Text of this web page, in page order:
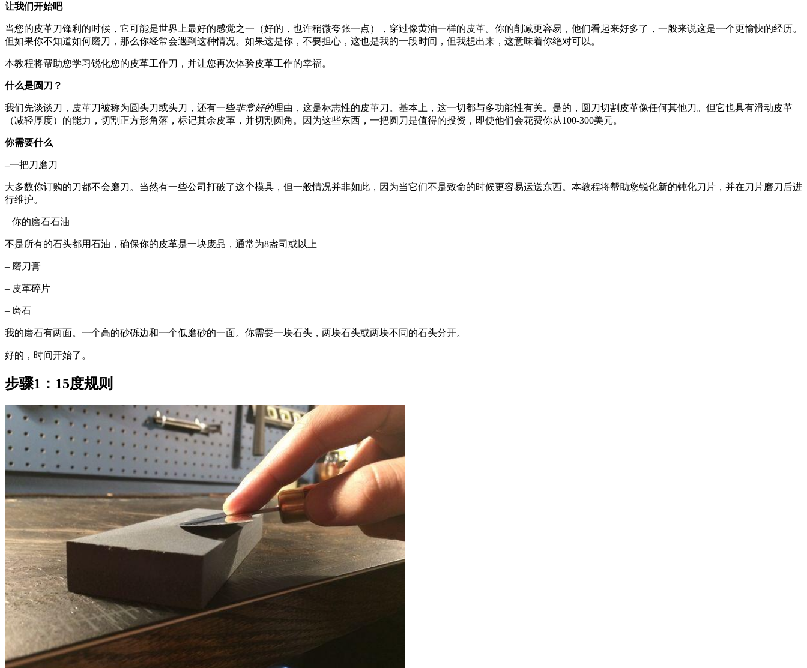
让我们开始吧
当您的皮革刀锋利的时候，它可能是世界上最好的感觉之一（好的，也许稍微夸张一点），穿过像黄油一样的皮革。你的削减更容易，他们看起来好多了，一般来说这是一个更愉快的经历。
但如果你不知道如何磨刀，那么你经常会遇到这种情况。如果这是你，不要担心，这也是我的一段时间，但我想出来，这意味着你绝对可以。
本教程将帮助您学习锐化您的皮革工作刀，并让您再次体验皮革工作的幸福。
什么是圆刀？
我们先谈谈刀，皮革刀被称为圆头刀或头刀，还有一些非常好的理由，这是标志性的皮革刀。基本上，这一切都与多功能性有关。是的，圆刀切割皮革像任何其他刀。但它也具有滑动皮革
（减轻厚度）的能力，切割正方形角落，标记其余皮革，并切割圆角。因为这些东西，一把圆刀是值得的投资，即使他们会花费你从100-300美元。
你需要什么
–一把刀磨刀
大多数你订购的刀都不会磨刀。当然有一些公司打破了这个模具，但一般情况并非如此，因为当它们不是致命的时候更容易运送东西。本教程将帮助您锐化新的钝化刀片，并在刀片磨刀后进
行维护。
– 你的磨石石油
不是所有的石头都用石油，确保你的皮革是一块废品，通常为8盎司或以上
– 磨刀膏
– 皮革碎片
– 磨石
我的磨石有两面。一个高的砂砾边和一个低磨砂的一面。你需要一块石头，两块石头或两块不同的石头分开。
好的，时间开始了。
步骤1：15度规则